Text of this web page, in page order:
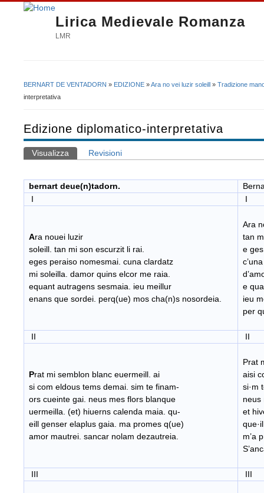
Lirica Medievale Romanza
LMR
Tu sei qui
BERNART DE VENTADORN » EDIZIONE »Ara no vei luzir soleill » Tradizione
interpretativa
Edizione diplomatico-interpretativa
Schede primarie
Visualizza (scheda attiva)
Revisioni
bernart deue(n)tadorn.
I
I
Ara nouei luzir
soleill. tan mi son escurzit li rai.
eges peraiso nomesmai. cuna clardatz
mi soleilla. damor quins elcor me raia.
equant autragens sesmaia. ieu meillur
enans que sordei. perq(ue) mos cha(n)s nosordeia.
Ara
tan
e
e
ieu
per
II II
Prat mi semblon blanc euermeill. ai
si com eldous tems demai. sim te finam-
ors cueinte gai. neus mes flors blanque
uermeilla. (et) hiuerns calenda maia. qu-
eill genser elaplus gaia. ma promes q(ue)
amor mautrei. sancar nolam dezautreia.
Prat
aisi
si·m
neus
et
m’a
III III